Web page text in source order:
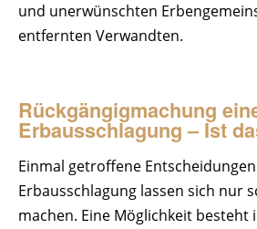
Online-Formulare
Kanzlei und Standort
Kontakt
und unerwünschten
entfernten Verwandten.
Rückgängigmachung
Erbausschlagung – Ist
Einmal getroffene
Erbausschlagung lassen sich nur
machen. Eine Möglichkeit besteht